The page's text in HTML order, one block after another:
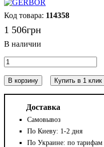
114358
1 506грн
В корзину Купить в 1 клик
Доставка
Самовывоз
По Киеву: 1-2 дня
По Украине: по тарифам